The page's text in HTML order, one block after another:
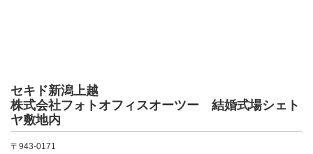
セキド新潟上越
株式会社フォトオフィスオーツー 結婚式場シェト
ヤ敷地内
〒943-0171